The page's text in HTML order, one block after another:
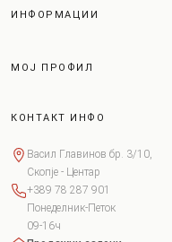
ИНФОРМАЦИИ
МОЈ ПРОФИЛ
КОНТАКТ ИНФО
Васил Главинов бр. 3/10,
Скопје - Центар
+389 78 287 901
Понеделник-Петок
09-16ч